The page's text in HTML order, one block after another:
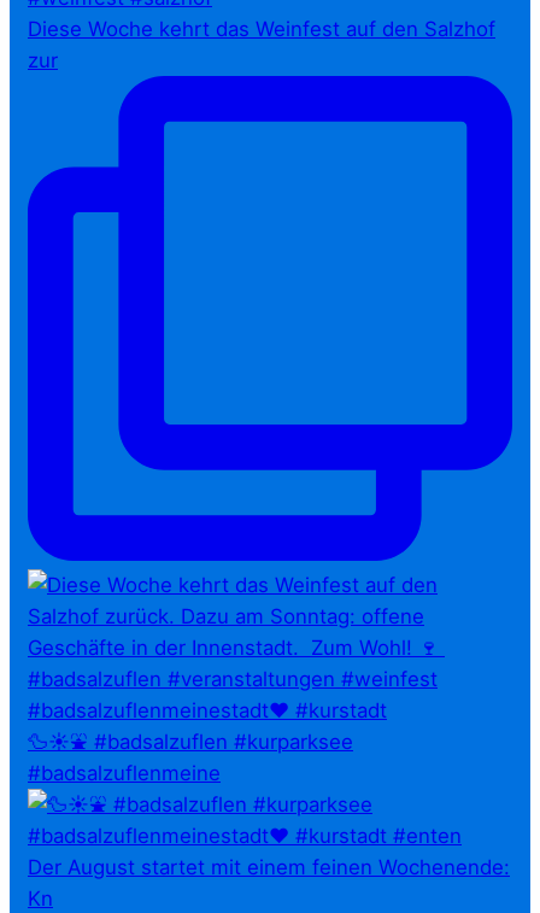
Diese Woche kehrt das Weinfest auf den Salzhof
zur
🦆☀️⛲ #badsalzuflen #kurparksee
#badsalzuflenmeine
Der August startet mit einem feinen Wochenende:
Kn